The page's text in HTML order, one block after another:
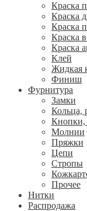
Краска
Краска
Краска
Краска
Краска
Клей
Жидкая
Финиш
Фурнитура
Замки
Кольца,
Кнопки,
Молнии
Пряжки
Цепи
Стропы
Прочее
Нитки
Распродажа